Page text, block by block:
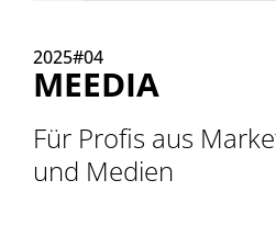
2025#04
MEEDIA
Für Profis aus
und Medien